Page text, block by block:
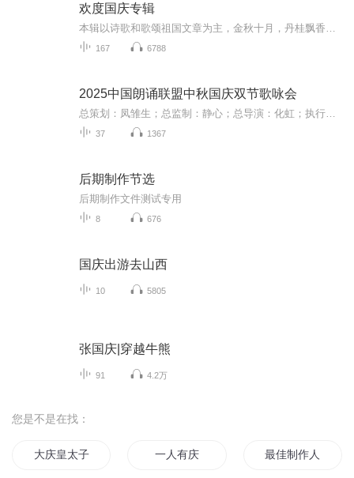
欢度国庆专辑
167 6788
2025中国朗诵联盟中秋国庆双节歌咏会
37 1367
后期制作节选
后期制作文件测试专用
8 676
国庆出游去山西
10 5805
张国庆|穿越牛熊
91 4.2万
您是不是在找：
大庆皇太子 一人有庆 最佳制作人